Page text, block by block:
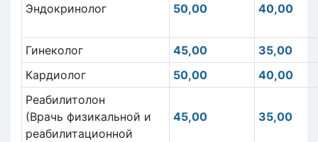
Эндокринолог
50,00 40,00
Гинеколог 45,00
35,00
Кардиолог
50,00
40,00
Реабилитолон
(Врачь физикальной и
реабилитационной
45,00 35,00